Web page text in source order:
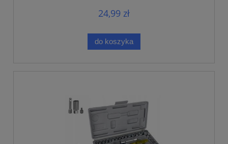
24,99 zł
do koszyka